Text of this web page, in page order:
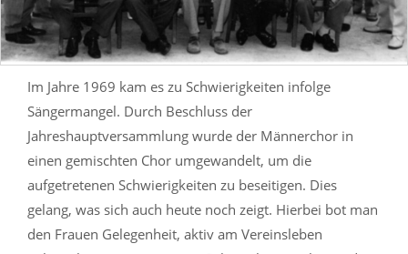
Im Jahre 1969 kam es zu Schwierigkeiten infolge
Sängermangel. Durch Beschluss der
Jahreshauptversammlung wurde der Männerchor in
einen gemischten Chor umgewandelt, um die
aufgetretenen Schwierigkeiten zu beseitigen. Dies
gelang, was sich auch heute noch zeigt. Hierbei bot man
den Frauen Gelegenheit, aktiv am Vereinsleben